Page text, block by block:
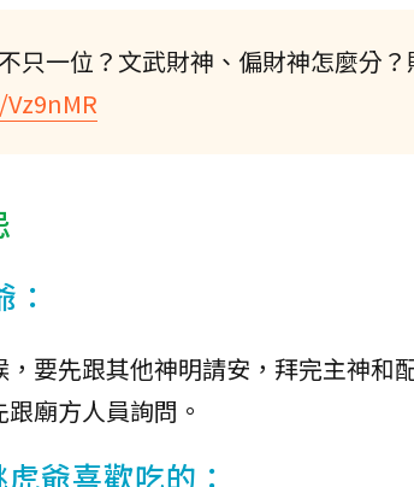
只一位？文武財神、偏財神怎麼分？
要先跟其他神明請安，拜完主神和
廟方人員詢問。
爺喜歡吃的：